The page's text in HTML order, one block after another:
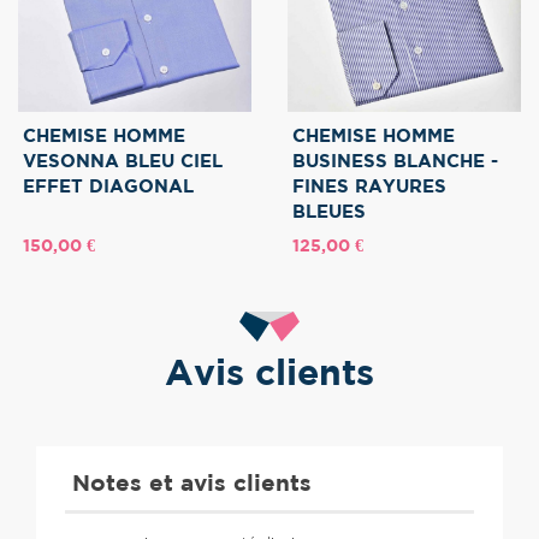
CHEMISE HOMME
VESONNA BLEU CIEL
EFFET DIAGONAL
Prix
150,00 €
CHEMISE HOMME
BUSINESS BLANCHE -
FINES RAYURES
BLEUES
Prix
125,00 €
Avis clients
Notes et avis clients